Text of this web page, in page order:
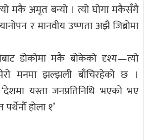
मकै अमृत बन्यो । त्यो घोगा मकैसँगै
र मानवीय उष्णता अझै जिब्रोमा
डोकोमा मकै बोकेको दृश्य—त्यो
मनमा झल्झली बाँचिरहेको छ ।
यस्ता जनप्रतिनिधि भएको भए
होला १’